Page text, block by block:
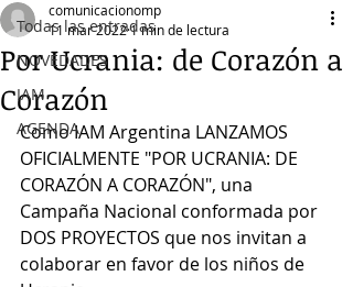
Todas las entradas
NOVEDADES
IAM
AGENDA
Por Ucrania: de Corazón a
Corazón
comunicacionomp
11 mar 20221 min de lectura
Como IAM Argentina LANZAMOS
OFICIALMENTE "POR UCRANIA: DE
CORAZÓN A CORAZÓN", una
Campaña Nacional conformada por
DOS PROYECTOS que nos invitan a
colaborar en favor de los niños de